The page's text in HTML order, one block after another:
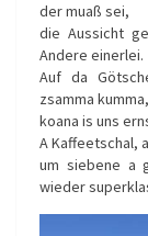
der muaß sei,
die Aussicht
Andere einerlei.
Auf da
zsamma kumma,
koana is uns
A Kaffeetschal,
um siebene a
wieder